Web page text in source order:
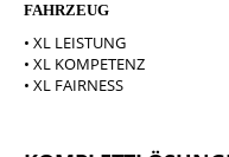
FAHRZEUG
• XL LEISTUNG
• XL KOMPETENZ
• XL FAIRNESS